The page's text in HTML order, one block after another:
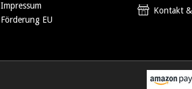
Impressum
Förderung EU
Kontakt